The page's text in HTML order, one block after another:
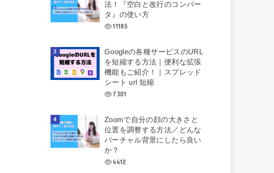
法！『空白と改行のコンバー
タ』の使い方
11185
Googleの各種サービスのURL
を短縮する方法｜便利な拡張
機能もご紹介！｜スプレッド
シート url 短縮
7301
Zoomで自分の顔の大きさと
位置を調整する方法／どんな
バーチャル背景にしたら良い
か？
4412